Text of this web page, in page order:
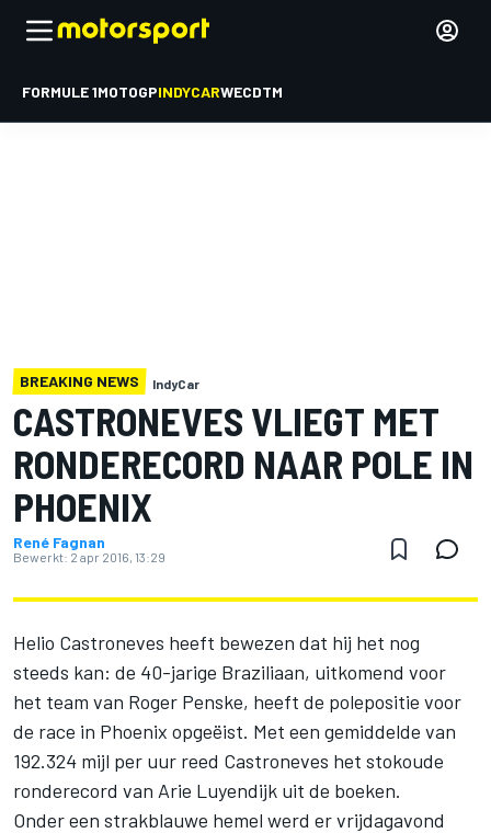
FORMULE 1MOTOGPINDYCARWECDTM
BREAKING NEWS IndyCar
CASTRONEVES VLIEGT MET
RONDERECORD NAAR POLE IN
PHOENIX
René Fagnan
Bewerkt: 2 apr 2016, 13:29
Helio Castroneves heeft bewezen dat hij het nog
steeds kan: de 40-jarige Braziliaan, uitkomend voor
het team van Roger Penske, heeft de polepositie voor
de race in Phoenix opgeëist. Met een gemiddelde van
192.324 mijl per uur reed Castroneves het stokoude
ronderecord van Arie Luyendijk uit de boeken.
Onder een strakblauwe hemel werd er vrijdagavond